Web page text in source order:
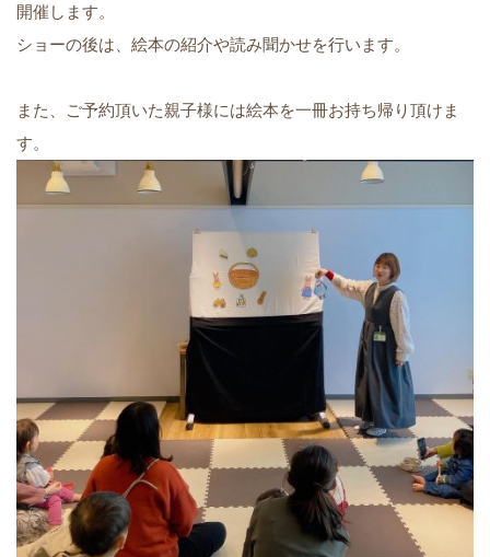
開催します。
ショーの後は、絵本の紹介や読み聞かせを行います。
また、ご予約頂いた親子様には絵本を一冊お持ち帰り頂けま
す。